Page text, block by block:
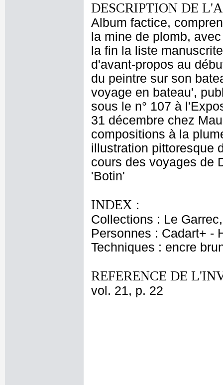
DESCRIPTION DE
Album factice,
la mine de plomb,
la fin la liste
d'avant-propos au
du peintre sur son
voyage en bateau',
sous le n° 107 à
31 décembre chez
compositions à la
illustration pittoresque
cours des voyages de
'Botin'
INDEX :
Collections : Le
Personnes : Cadart+ -
Techniques : encre
REFERENCE DE
vol. 21, p. 22